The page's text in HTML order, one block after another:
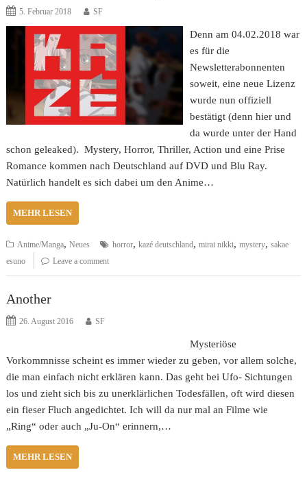
5. Februar 2018 SF
Denn am 04.02.2018 war
es für die
Newsletterabonnenten
soweit, eine neue Lizenz
wurde nun offiziell
bestätigt (denn hier und
da wurde unter der Hand
schon geleaked). Mystery, Horror, Thriller, Action und eine Prise
Romance kommen nach Deutschland auf DVD und Blu Ray.
Natürlich handelt es sich dabei um den Anime…
MEHR LESEN
Anime/Manga,Neues horror,kazé deutschland,mirai nikki,mystery,sakae
esuno
Leave a comment
Another
26. August 2016 SF
Mysteriöse
Vorkommnisse scheint es immer wieder zu geben, vor allem solche,
die man einfach nicht erklären kann. Das geht bei Ufo- Sichtungen
los und zieht sich bis zu unerklärlichen Todesfällen, oft wird diesen
ein fieser Fluch angedichtet. Ich will da nur mal an Filme wie
„Ring“ oder auch „Ju-On“ erinnern,…
MEHR LESEN